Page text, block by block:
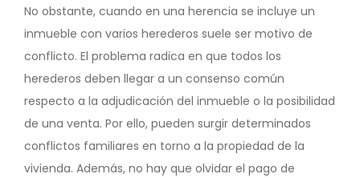
No obstante, cuando en una herencia se incluye un
inmueble con varios herederos suele ser motivo de
conflicto. El problema radica en que todos los
herederos deben llegar a un consenso común
respecto a la adjudicación del inmueble o la posibilidad
de una venta. Por ello, pueden surgir determinados
conflictos familiares en torno a la propiedad de la
vivienda. Además, no hay que olvidar el pago de